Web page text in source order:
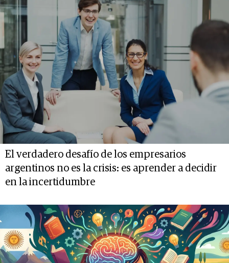
El verdadero desafío de los empresarios
argentinos no es la crisis: es aprender a decidir
en la incertidumbre